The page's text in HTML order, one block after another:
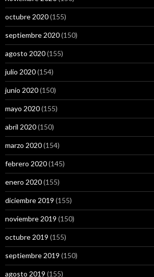
octubre 2020(155)
septiembre 2020(150)
agosto 2020(155)
julio 2020(154)
junio 2020(150)
mayo 2020(155)
abril 2020(150)
marzo 2020(154)
febrero 2020(145)
enero 2020(155)
diciembre 2019 (155)
noviembre 2019 (150)
octubre 2019 (155)
septiembre 2019 (150)
agosto 2019 (155)